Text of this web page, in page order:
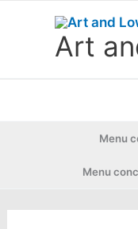
Art
Menu
Menu